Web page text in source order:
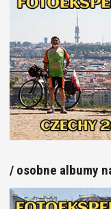
/ osobne albumy